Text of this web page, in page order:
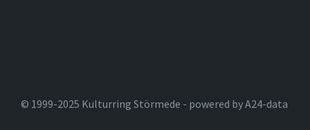
© 1999-2025 Kulturring Störmede - powered by A24-data